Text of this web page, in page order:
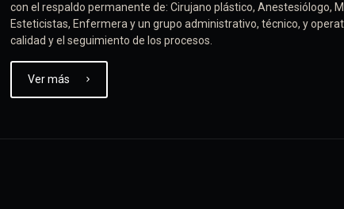
con el respaldo permanente de: Cirujano plástico, Anestesiólogo,
Esteticistas, Enfermera y un grupo administrativo, técnico, y
calidad y el seguimiento de los procesos.
Ver más